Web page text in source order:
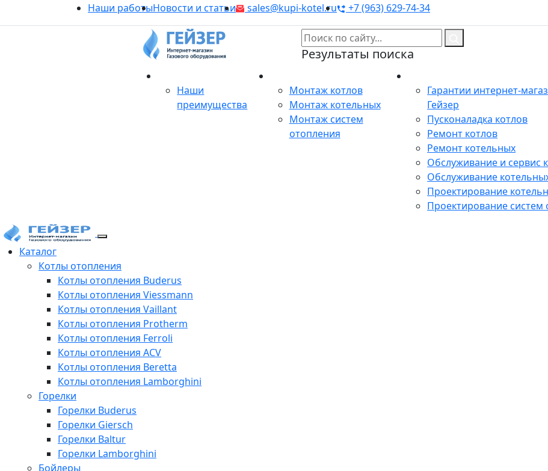
Наши работыНовости и статьи sales@kupi-kotel.ru +7 (963) 629-74-34
Результаты поиска
Наши
преимущества
Монтаж котлов
Монтаж котельных
Монтаж систем
отопления
Гарантии интернет-
Гейзер
Пусконаладка котлов
Ремонт котлов
Ремонт котельных
Обслуживание и сервис
Обслуживание
Проектирование
Проектирование систем
Каталог
Котлы отопления
Котлы отопления Buderus
Котлы отопления Viessmann
Котлы отопления Vaillant
Котлы отопления Protherm
Котлы отопления Ferroli
Котлы отопления ACV
Котлы отопления Beretta
Котлы отопления Lamborghini
Горелки
Горелки Buderus
Горелки Giersch
Горелки Baltur
Горелки Lamborghini
Бойлеры